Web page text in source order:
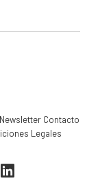
Newsletter Contacto
Legales